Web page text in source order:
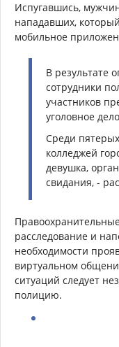
Испугавшись,
нападавших,
мобильное
В результате
сотрудники
участников
уголовное
Среди
колледжей
девушка,
свидания, -
расследование и
необходимости
виртуальном
ситуаций следует
полицию.